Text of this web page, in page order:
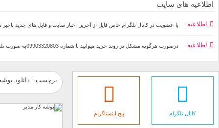
اطلاعیه های سایت
اطلاعیه با عضویت در کانال تلگرام خاص فایل از آخرین اخبار سایت و فایل های جدید باخبر
اطلاعیه درصورت هرگونه مشکل در روند خرید میوانید با شماره 09903320803به صورت تلفنی٬پیامکی و تلگرامی در ارتباط باشید
برچسب : دانلود
کانال تلگرام پیج اینستاگرام